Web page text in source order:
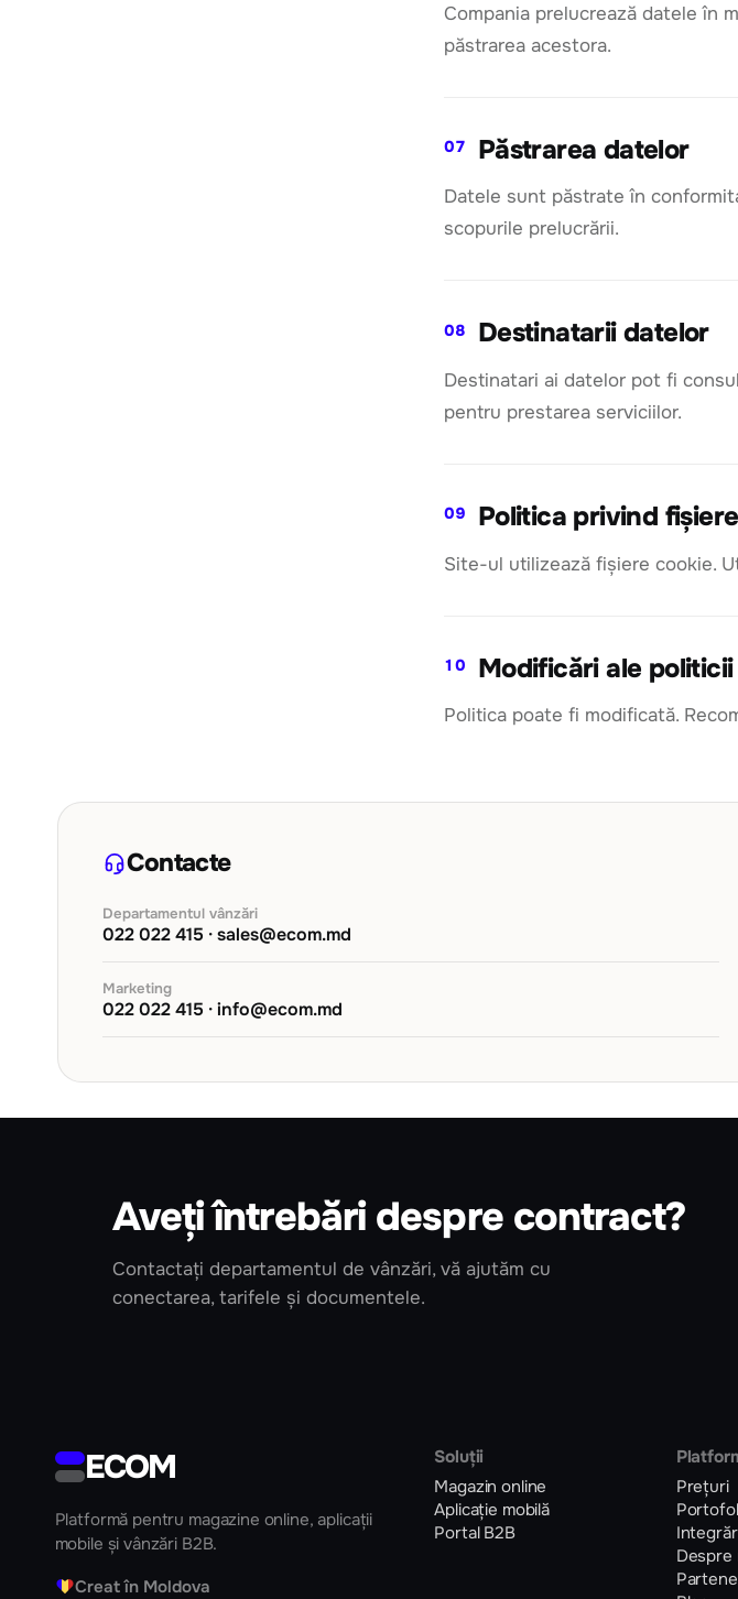
Compania prelucrează datele în
păstrarea acestora.
07 Păstrarea datelor
Datele sunt păstrate în
scopurile prelucrării.
08 Destinatarii datelor
Destinatari ai datelor pot fi
pentru prestarea serviciilor.
09 Politica privind
Site-ul utilizează fișiere cookie.
10 Modificări ale politicii
Politica poate fi modificată.
Contacte
Departamentul vânzări
022 022 415 · sales@ecom.md
Marketing
022 022 415 · info@ecom.md
Aveți întrebări despre contract?
Contactați departamentul de vânzări, vă ajutăm cu
conectarea, tarifele și documentele.
ECOM
Platformă pentru magazine online, aplicații
mobile și vânzări B2B.
♥Creat în Moldova
Soluții
Magazin online
Aplicație mobilă
Portal B2B
Prețuri
Despre